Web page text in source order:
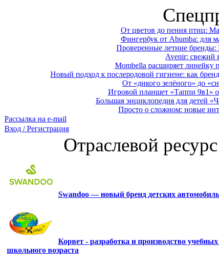
От цветов до пения птиц:
Фингербук от Abumba: для
Проверенные летние
Avenir: свежий
Mombella расширяет линейку
Новый подход к послеродовой гигиене: как
От «дикого зелёного» до
Игровой планшет «Таппи 9в1»
Большая энциклопедия для детей
Просто о сложном: новые
Рассылка на e-mail
Вход / Регистрация
Отраслевой
Swandoo — новый бренд детских
Корвет - разработка и производство
школьного возраста